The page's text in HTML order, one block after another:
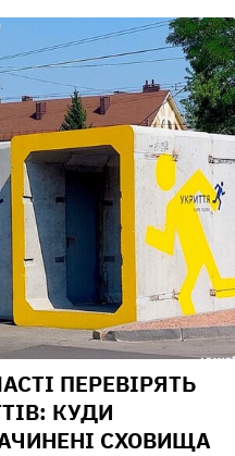
ПЕРЕВІРЯТЬ
КУДИ
СХОВИЩА